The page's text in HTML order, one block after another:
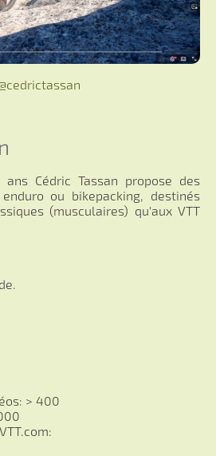
Cédric Tassan propose des
ou bikepacking, destinés
(musculaires) qu'aux VTT
> 400